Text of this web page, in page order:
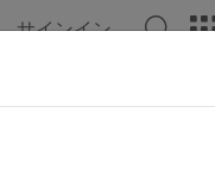
サインイン